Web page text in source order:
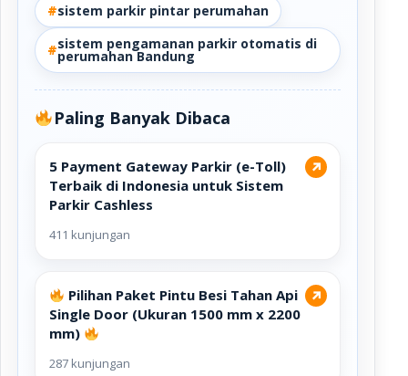
#sistem parkir pintar perumahan
#sistem pengamanan parkir otomatis di
perumahan Bandung
Paling Banyak Dibaca
↗
5 Payment Gateway Parkir (e-Toll)
Terbaik di Indonesia untuk Sistem
Parkir Cashless
411 kunjungan
↗
Pilihan Paket Pintu Besi Tahan Api
Single Door (Ukuran 1500 mm x 2200
mm)
287 kunjungan